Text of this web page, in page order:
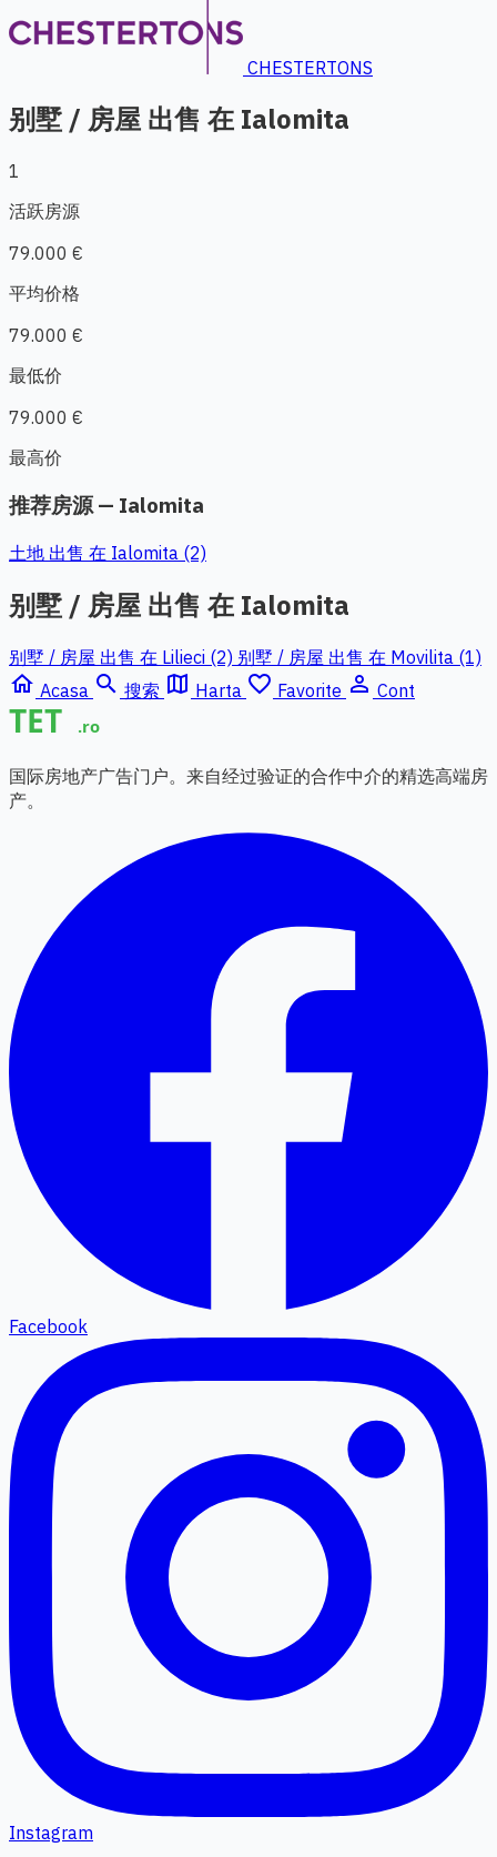
CHESTERTONS
别墅 / 房屋 出售 在 Ialomita
1
活跃房源
79.000 €
平均价格
79.000 €
最低价
79.000 €
最高价
推荐房源 — Ialomita
土地 出售 在 Ialomita (2)
别墅 / 房屋 出售 在 Ialomita
别墅 / 房屋 出售 在 Lilieci (2) 别墅 / 房屋 出售 在 Movilita (1)
home Acasa search 搜索 map Harta favorite_border Favorite person_outline Cont
国际房地产广告门户。来自经过验证的合作中介的精选高端房
产。
Facebook
Instagram